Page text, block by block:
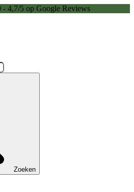
- 4,7/5 op Google Reviews
Zoeken